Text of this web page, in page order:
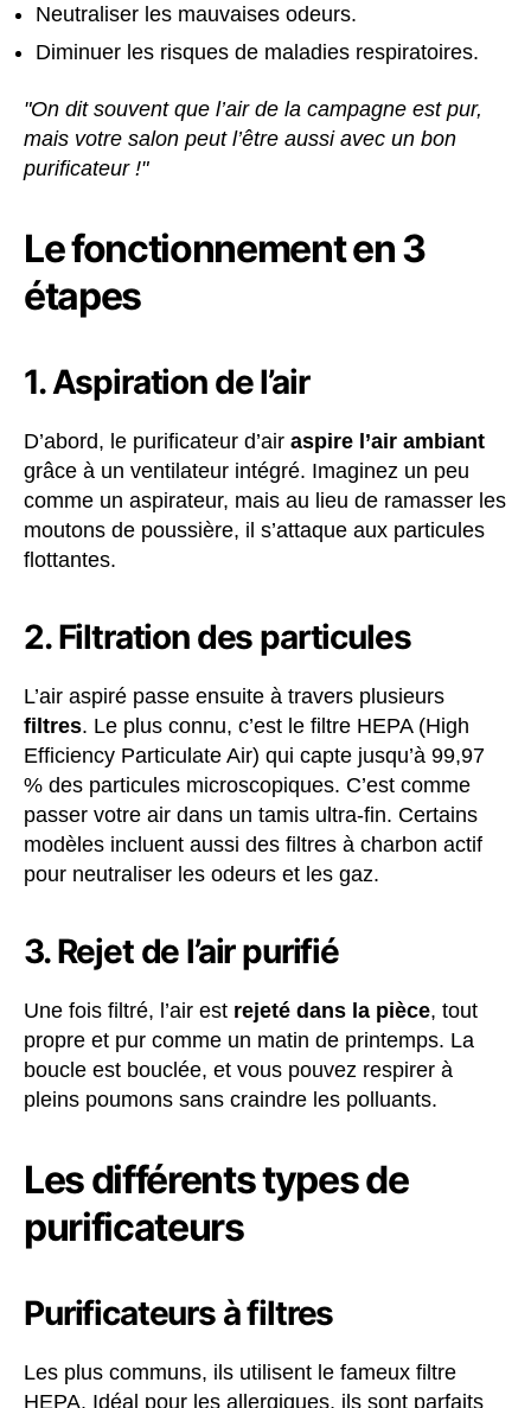
Neutraliser les mauvaises odeurs.
Diminuer les risques de maladies respiratoires.
"On dit souvent que l’air de la campagne est pur,
mais votre salon peut l’être aussi avec un bon
purificateur !"
Le fonctionnement en 3
étapes
1. Aspiration de l’air
D’abord, le purificateur d’air aspire l’air ambiant
grâce à un ventilateur intégré. Imaginez un peu
comme un aspirateur, mais au lieu de ramasser les
moutons de poussière, il s’attaque aux particules
flottantes.
2. Filtration des particules
L’air aspiré passe ensuite à travers plusieurs
filtres. Le plus connu, c’est le filtre HEPA (High
Efficiency Particulate Air) qui capte jusqu’à 99,97
% des particules microscopiques. C’est comme
passer votre air dans un tamis ultra-fin. Certains
modèles incluent aussi des filtres à charbon actif
pour neutraliser les odeurs et les gaz.
3. Rejet de l’air purifié
Une fois filtré, l’air est rejeté dans la pièce, tout
propre et pur comme un matin de printemps. La
boucle est bouclée, et vous pouvez respirer à
pleins poumons sans craindre les polluants.
Les différents types de
purificateurs
Purificateurs à filtres
Les plus communs, ils utilisent le fameux filtre
HEPA. Idéal pour les allergiques, ils sont parfaits